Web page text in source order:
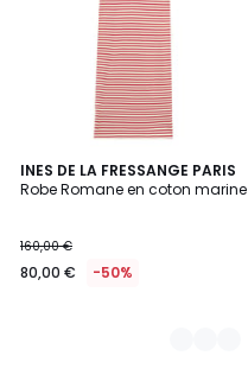
INES DE LA FRESSANGE PARIS
Robe Romane en coton marine
160,00 €
80,00 € -50%
2
Couleurs